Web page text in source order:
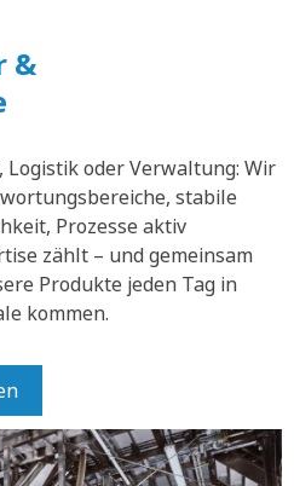
&
Logistik oder Verwaltung: Wir
stabile
Prozesse aktiv
zählt – und gemeinsam
Produkte jeden Tag in
kommen.